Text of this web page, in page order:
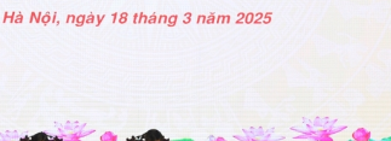
Âm nhạc